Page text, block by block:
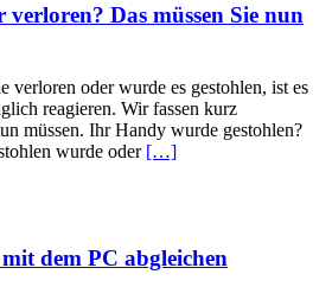
Das müssen Sie nun
verloren oder wurde es gestohlen, ist es
reagieren. Wir fassen kurz
müssen. Ihr Handy wurde gestohlen?
wurde oder […]
dem PC abgleichen